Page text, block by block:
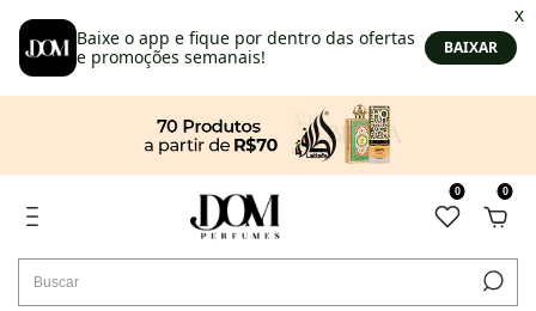
0 0